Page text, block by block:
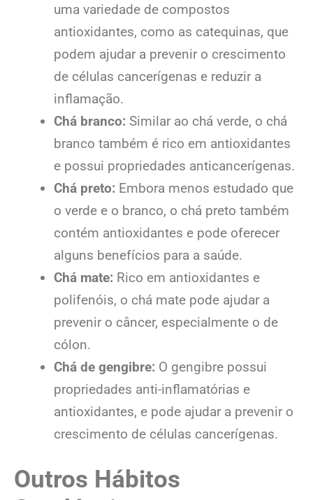
uma variedade de compostos
antioxidantes, como as catequinas, que
podem ajudar a prevenir o crescimento
de células cancerígenas e reduzir a
inflamação.
Chá branco: Similar ao chá verde, o chá
branco também é rico em antioxidantes
e possui propriedades anticancerígenas.
Chá preto: Embora menos estudado que
o verde e o branco, o chá preto também
contém antioxidantes e pode oferecer
alguns benefícios para a saúde.
Chá mate: Rico em antioxidantes e
polifenóis, o chá mate pode ajudar a
prevenir o câncer, especialmente o de
cólon.
Chá de gengibre: O gengibre possui
propriedades anti-inflamatórias e
antioxidantes, e pode ajudar a prevenir o
crescimento de células cancerígenas.
Outros Hábitos